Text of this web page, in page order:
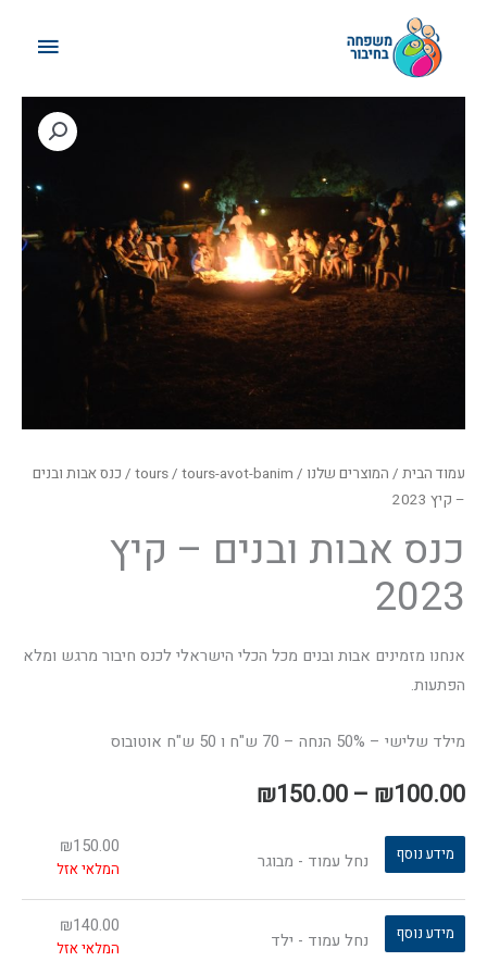
עמוד הבית / המוצרים שלנו /
tours/ tours-avot-banim
/ כנס אבות ובנים
– קיץ 2023
כנס אבות ובנים – קיץ
2023
אנחנו מזמינים אבות ובנים מכל הכלי הישראלי לכנס חיבור מרגש ומלא
הפתעות.
מילד שלישי – 50% הנחה – 70 ש"ח ו 50 ש"ח אוטובוס
₪100.00
–
₪150.00
עד
מידע נוסף נחל עמוד - מבוגר
₪150.00
המלאי אזל
מידע נוסף נחל עמוד - ילד
₪140.00
המלאי אזל